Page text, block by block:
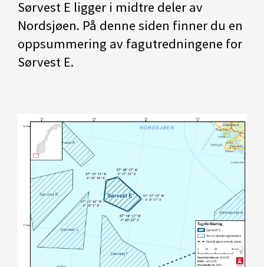
Sørvest E ligger i midtre deler av
Nordsjøen. På denne siden finner du en
oppsummering av fagutredningene for
Sørvest E.